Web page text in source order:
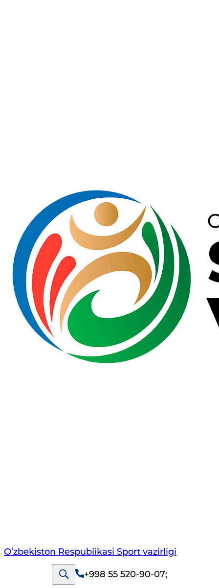
O‘zbekiston Respublikasi Sport vazirligi
+998 55 520-90-07;